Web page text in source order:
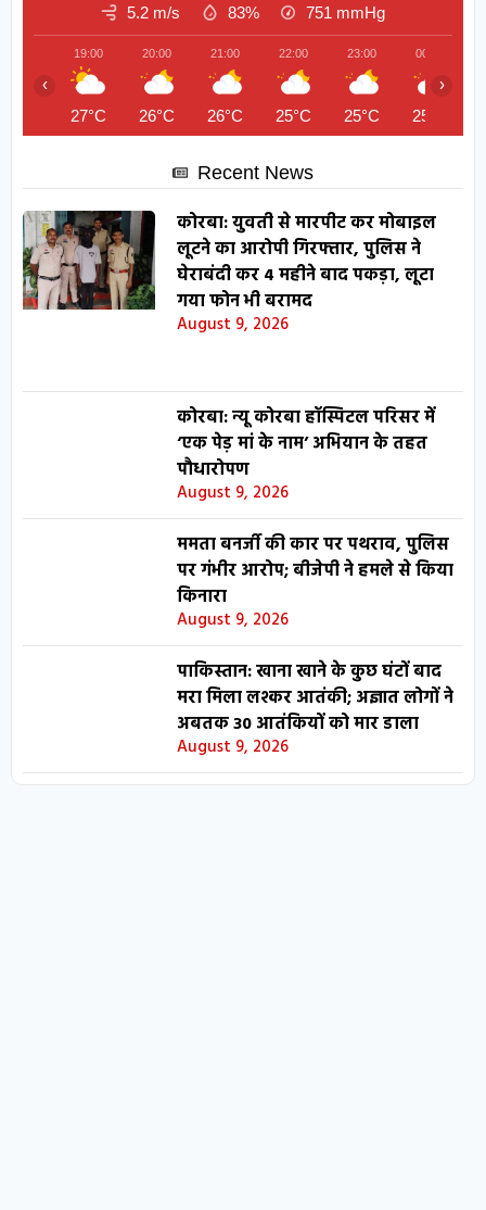
5.2 m/s 83% 751 mmHg
19:00
27°C
20:00
26°C
21:00
26°C
22:00
25°C
23:00
25°C
00:00
25°C
‹ ›
Recent News
कोरबा: युवती से मारपीट कर मोबाइल
लूटने का आरोपी गिरफ्तार, पुलिस ने
घेराबंदी कर 4 महीने बाद पकड़ा, लूटा
गया फोन भी बरामद
August 9, 2026
कोरबा: न्यू कोरबा हॉस्पिटल परिसर में
‘एक पेड़ मां के नाम’ अभियान के तहत
पौधारोपण
August 9, 2026
ममता बनर्जी की कार पर पथराव, पुलिस
पर गंभीर आरोप; बीजेपी ने हमले से किया
किनारा
August 9, 2026
पाकिस्तान: खाना खाने के कुछ घंटों बाद
मरा मिला लश्कर आतंकी; अज्ञात लोगों ने
अबतक 30 आतंकियों को मार डाला
August 9, 2026